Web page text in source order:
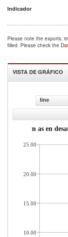
Indicador
Please note the exports,
filled. Please check the
VISTA DE GRÁFICO
line
econom as en
25.00
20.00
15.00
10.00